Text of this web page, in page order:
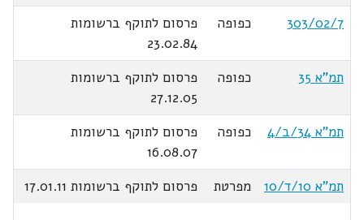
303/02/7
כפופה
פרסום לתוקף ברשומות
23.02.84
תמ"א 35
כפופה
פרסום לתוקף ברשומות
27.12.05
תמ"א 34/ב/4
כפופה
פרסום לתוקף ברשומות
16.08.07
תמ"א 10/ד/10
מפרטת פרסום לתוקף ברשומות 17.01.11